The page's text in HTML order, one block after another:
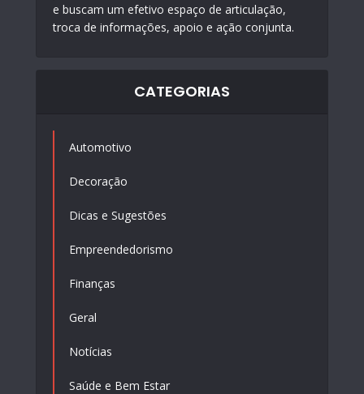
e buscam um efetivo espaço de articulação,
troca de informações, apoio e ação conjunta.
CATEGORIAS
Automotivo
Decoração
Dicas e Sugestões
Empreendedorismo
Finanças
Geral
Notícias
Saúde e Bem Estar